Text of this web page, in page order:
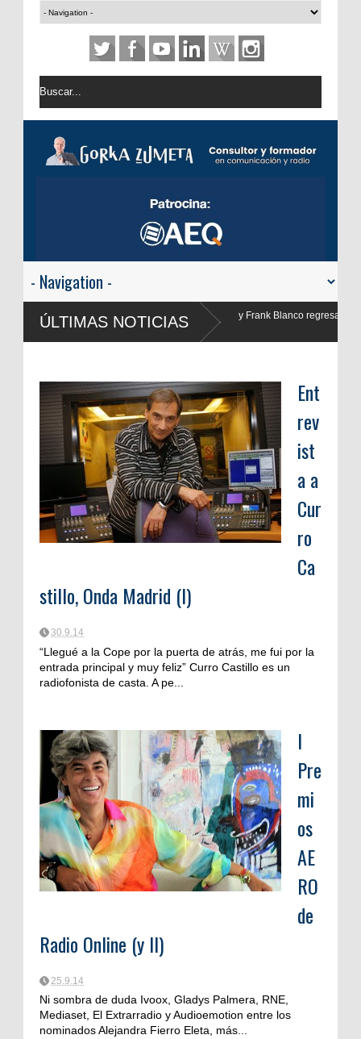
ÚLTIMAS NOTICIAS
regresan a
Ent
rev
ist
a a
Cur
ro
Ca
stillo, Onda Madrid (I)
30.9.14
“Llegué a la Cope por la puerta de atrás, me fui por la
entrada principal y muy feliz” Curro Castillo es un
radiofonista de casta. A pe...
I
Pre
mi
os
AE
RO
de
Radio Online (y II)
25.9.14
Ni sombra de duda Ivoox, Gladys Palmera, RNE,
Mediaset, El Extrarradio y Audioemotion entre los
nominados Alejandra Fierro Eleta, más...